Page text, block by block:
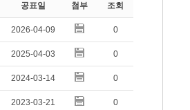
공표일 첨부 조회
2026-04-09 0
2025-04-03 0
2024-03-14 0
2023-03-21 0